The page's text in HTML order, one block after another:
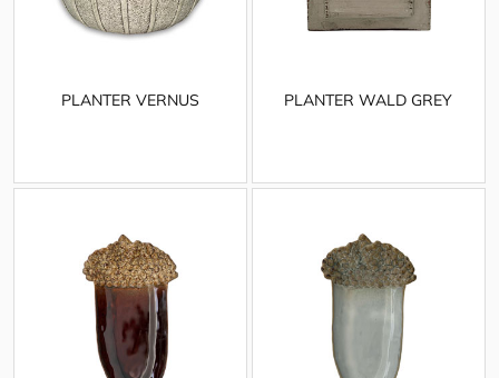
PLANTER VERNUS PLANTER WALD GREY